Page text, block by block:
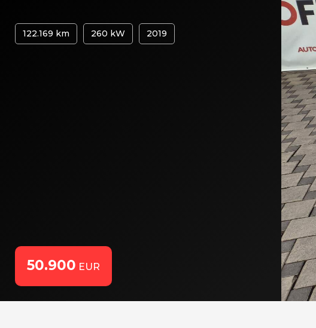
122.169 km 260 kW 2019
50.900 EUR